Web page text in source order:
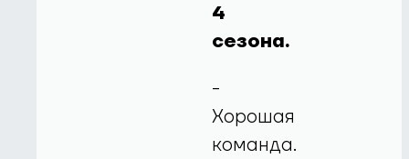
4
сезона.
-
Хорошая
команда.